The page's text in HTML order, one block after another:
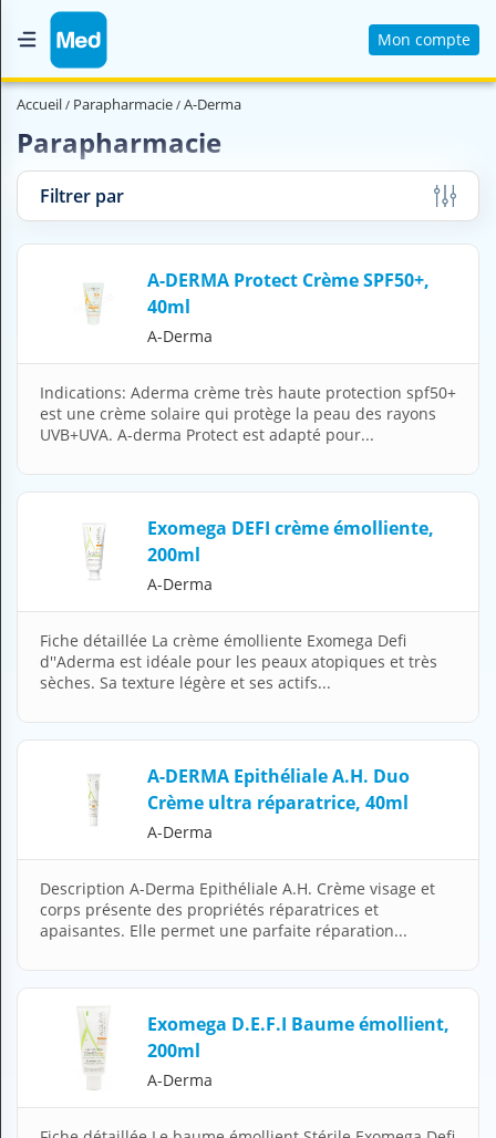
Mon compte
Accueil
Magazine Médical
U
R
C
Pharmacie
Clinique
Laboratoire
Vétérinaire
O
T
Accueil Parapharmacie A-Derma
Parapharmacie
Filtrer par
A-DERMA Protect Crème SPF50+,
40ml
A-Derma
Indications: Aderma crème très haute protection spf50+
est une crème solaire qui protège la peau des rayons
UVB+UVA. A-derma Protect est adapté pour...
Exomega DEFI crème émolliente,
200ml
A-Derma
Fiche détaillée La crème émolliente Exomega Defi
d''Aderma est idéale pour les peaux atopiques et très
sèches. Sa texture légère et ses actifs...
A-DERMA Epithéliale A.H. Duo
Crème ultra réparatrice, 40ml
A-Derma
Description A-Derma Epithéliale A.H. Crème visage et
corps présente des propriétés réparatrices et
apaisantes. Elle permet une parfaite réparation...
Exomega D.E.F.I Baume émollient,
200ml
A-Derma